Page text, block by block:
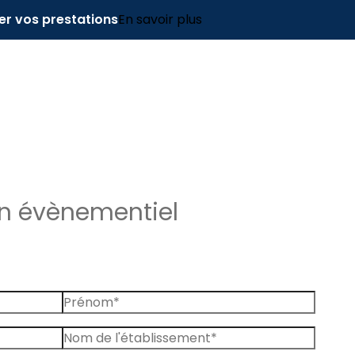
vos prestationsEn savoir plus
évènementiel